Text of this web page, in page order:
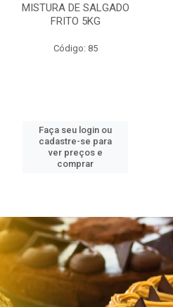
MISTURA DE SALGADO
FRITO 5KG
Código: 85
Faça seu login ou
cadastre-se para
ver preços e
comprar